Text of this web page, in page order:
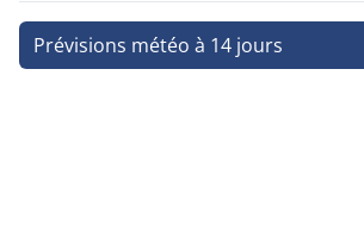
Prévisions météo à 14 jours